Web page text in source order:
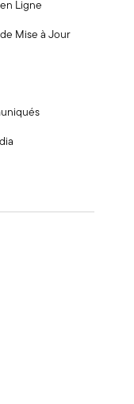
Ligne
Mise à Jour